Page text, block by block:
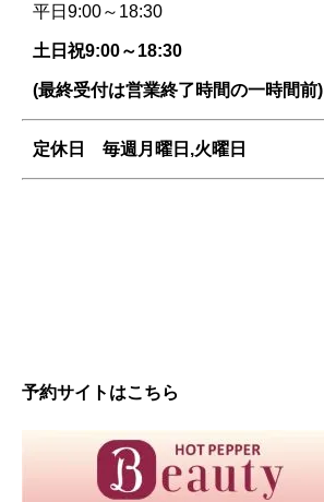
平日9:00～18:30
土日祝9:00～18:30
(最終受付は営業終了時間の一時間前)
定休日 毎週 月曜日,火曜日
予約サイトはこちら